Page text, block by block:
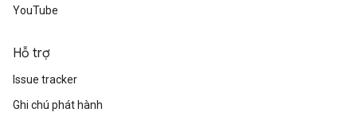
YouTube
Hỗ trợ
Issue tracker
Ghi chú phát hành